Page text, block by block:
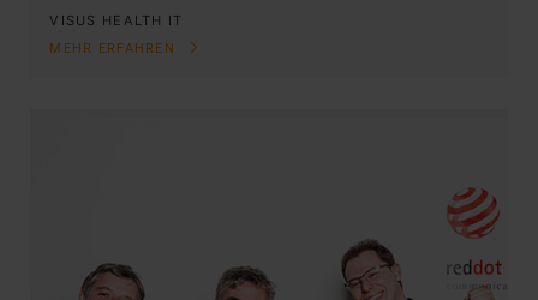
VISUS HEALTH IT
MEHR ERFAHREN